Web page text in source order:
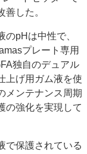
ポリシー
した。
pHは中性で、
プレート専用
独自のデュアル
上げ用ガム液を使
メンテナンス周期
の強化を実現して
で保護されている